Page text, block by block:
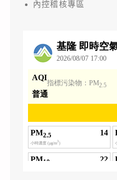
內控稽核專區